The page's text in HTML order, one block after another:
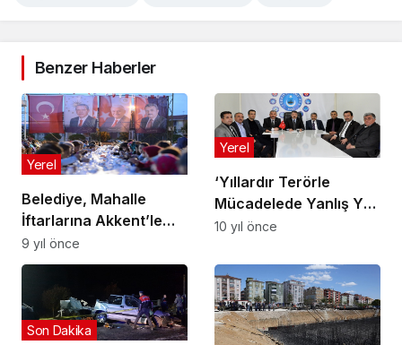
Benzer Haberler
Belediye, Mahalle
İftarlarına Akkent’le
Başladı
Yerel
9 yıl önce
‘Yıllardır Terörle
Mücadelede Yanlış Yol
İzlendi’
Yerel
10 yıl önce
Son Dakika